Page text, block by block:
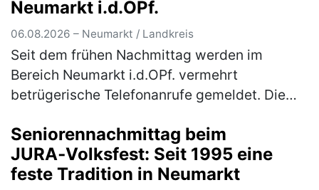
Neumarkt i.d.OPf.
06.08.2026 – Neumarkt / Landkreis
Seit dem frühen Nachmittag werden im
Bereich Neumarkt i.d.OPf. vermehrt
betrügerische Telefonanrufe gemeldet. Die
verschiedenen Maschen der Betrüger! Im
Bereich Neum…(mehr)
Seniorennachmittag beim
JURA‑Volksfest: Seit 1995 eine
feste Tradition in Neumarkt